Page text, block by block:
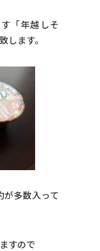
「年越しそ
します。
が多数入って
すので